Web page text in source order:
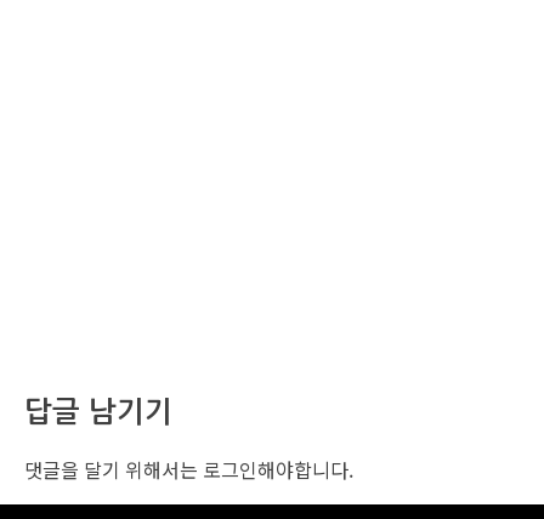
답글 남기기
댓글을 달기 위해서는 로그인해야합니다.